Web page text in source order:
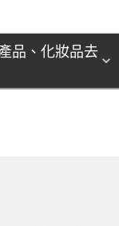
品、化妝品去